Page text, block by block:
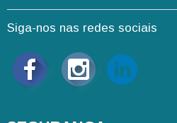
Siga-nos nas redes sociais